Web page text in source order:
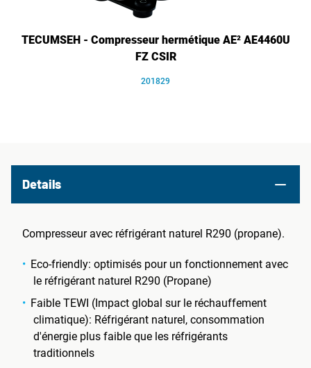
TECUMSEH - Compresseur hermétique AE² AE4460U
FZ CSIR
201829
Details
Compresseur avec réfrigérant naturel R290 (propane).
Eco-friendly: optimisés pour un fonctionnement avec
le réfrigérant naturel R290 (Propane)
Faible TEWI (Impact global sur le réchauffement
climatique): Réfrigérant naturel, consommation
d'énergie plus faible que les réfrigérants
traditionnels